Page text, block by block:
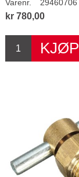
Varenr. 29460706
kr 780,00